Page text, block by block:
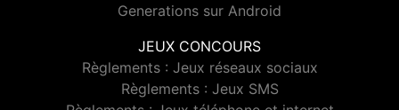
Generations sur Android
JEUX CONCOURS
Règlements : Jeux réseaux sociaux
Règlements : Jeux SMS